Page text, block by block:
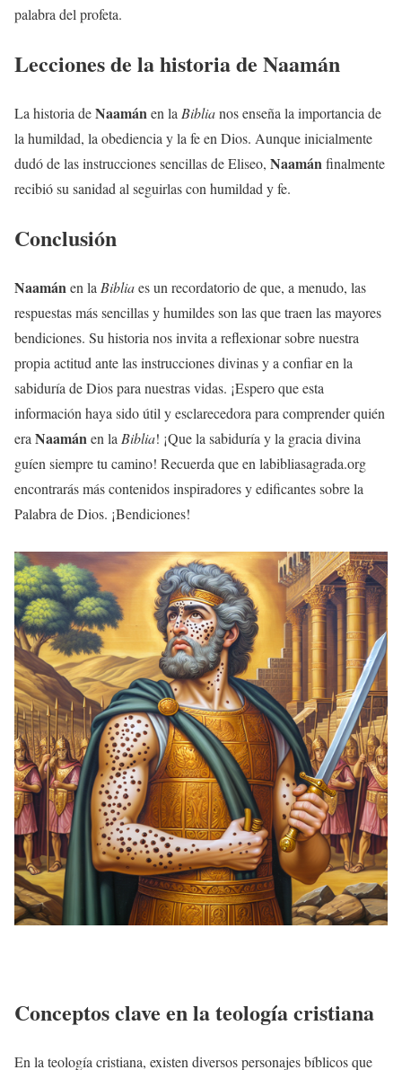
palabra del profeta.
Lecciones de la historia de Naamán
La historia deNaamánen la Biblianos enseña la importancia de
la humildad, la obediencia y la fe en Dios. Aunque inicialmente
dudó de las instrucciones sencillas de Eliseo, Naamánfinalmente
recibió su sanidad al seguirlas con humildad y fe.
Conclusión
Naamánen la Bibliaes un recordatorio de que, a menudo, las
respuestas más sencillas y humildes son las que traen las mayores
bendiciones. Su historia nos invita a reflexionar sobre nuestra
propia actitud ante las instrucciones divinas y a confiar en la
sabiduría de Dios para nuestras vidas. ¡Espero que esta
información haya sido útil y esclarecedora para comprender quién
era Naamánen la Biblia! ¡Que la sabiduría y la gracia divina
guíen siempre tu camino! Recuerda que en labibliasagrada.org
encontrarás más contenidos inspiradores y edificantes sobre la
Palabra de Dios. ¡Bendiciones!
Conceptos clave en la teología cristiana
En la teología cristiana, existen diversos personajes bíblicos que